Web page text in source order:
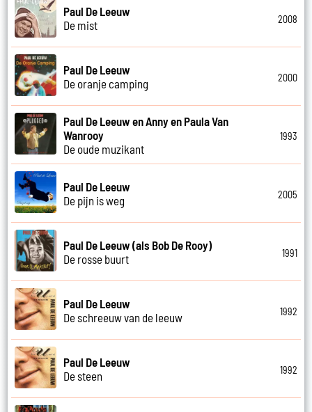
Paul De Leeuw
De mist
2008
Paul De Leeuw
De oranje camping
2000
Paul De Leeuw en Anny en Paula Van
Wanrooy
De oude muzikant
1993
Paul De Leeuw
De pijn is weg
2005
Paul De Leeuw (als Bob De Rooy)
De rosse buurt
1991
Paul De Leeuw
De schreeuw van de leeuw
1992
Paul De Leeuw
De steen
1992